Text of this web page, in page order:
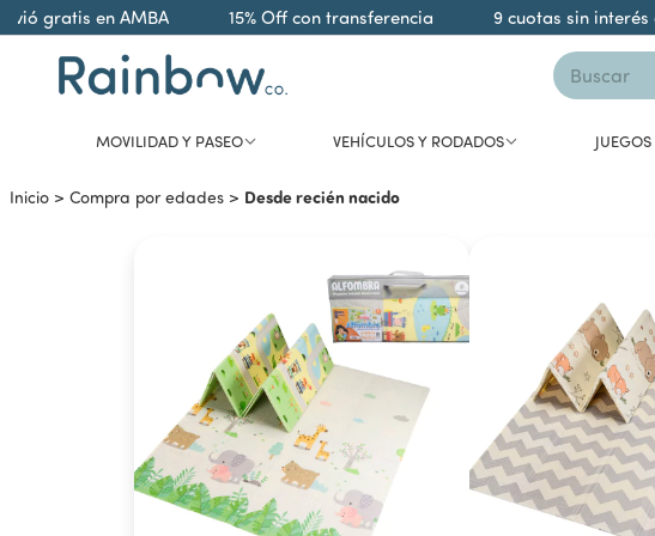
en AMBA 15% Off con transferencia 9 cuotas sin interés a
MOVILIDAD Y PASEO VEHÍCULOS Y RODADOS
Inicio > Compra por edades > Desde recién nacido